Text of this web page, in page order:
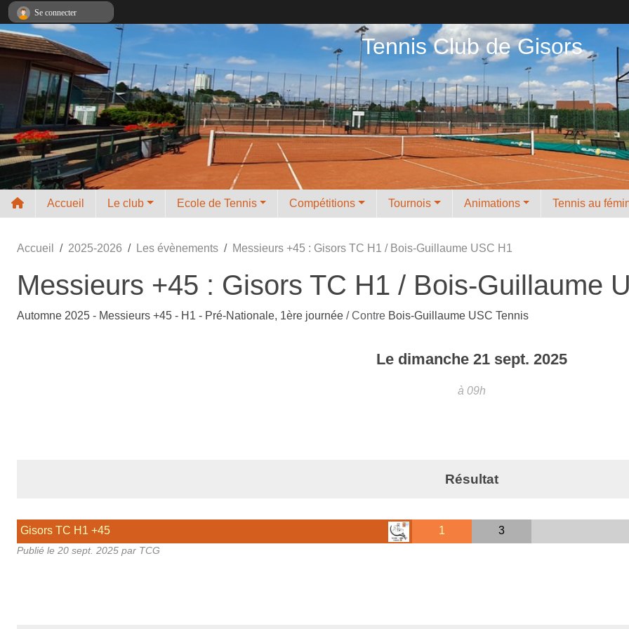
Tennis Club de Gisors
Accueil Le club Ecole de Tennis Compétitions Tournois Animations Tennis au
Accueil 2025-2026 Les évènements Messieurs +45 : Gisors TC H1 / Bois-Guillaume USC H1
Messieurs +45 : Gisors TC H1 / Bois-Guillaume
Automne 2025 - Messieurs +45 - H1 - Pré-Nationale, 1ère journée / Contre Bois-Guillaume USC Tennis
Le dimanche 21 sept. 2025
à 09h
Résultat
Gisors TC H1 +45 1 3
Publié le 20 sept. 2025 par TCG
Se connecter
Panneau de gestion des cookies